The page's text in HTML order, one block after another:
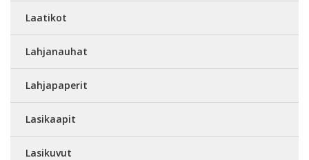
Laatikot
Lahjanauhat
Lahjapaperit
Lasikaapit
Lasikuvut